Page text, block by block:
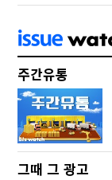
주간유통
그때 그 광고